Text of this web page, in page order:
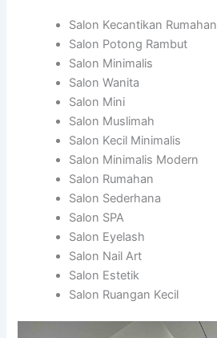
Salon Kecantikan Rumahan
Salon Potong Rambut
Salon Minimalis
Salon Wanita
Salon Mini
Salon Muslimah
Salon Kecil Minimalis
Salon Minimalis Modern
Salon Rumahan
Salon Sederhana
Salon SPA
Salon Eyelash
Salon Nail Art
Salon Estetik
Salon Ruangan Kecil